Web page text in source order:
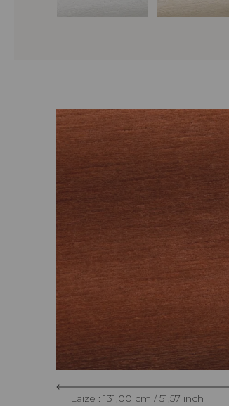
Laize : 131,00 cm / 51,57 inch